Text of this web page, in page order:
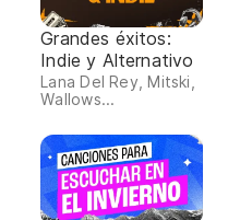
Grandes éxitos:
Indie y Alternativo
Lana Del Rey, Mitski,
Wallows...